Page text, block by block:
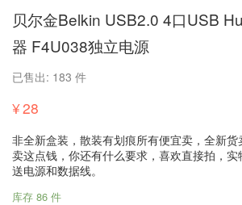
贝尔金Belkin USB2.0 4口USB
器 F4U038独立电源
已售出: 183 件
¥28
非全新盒装，散装有划痕所有便宜卖，全新货
卖这点钱，你还有什么要求，喜欢直接拍，实
送电源和数据线。
库存 86 件